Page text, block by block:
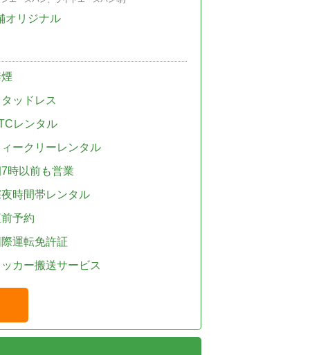
オリジナル
ッドレス
レンタル
ークリーレンタル
時以前も営業
時間帯レンタル
予約
運転免許証
カー搬送サービス